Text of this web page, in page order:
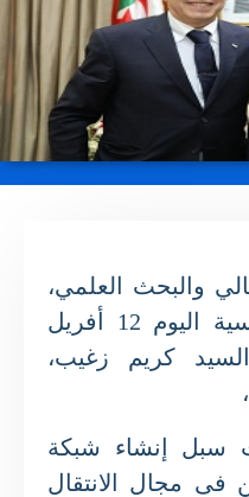
والبحث العلمي،
السيد كمال بداري، أمسية اليوم 12 أفريل
السيد كريم زغيب،
سبل إنشاء شبكة
فى مجال الانتقال